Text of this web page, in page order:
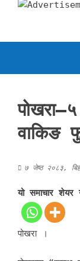
वाकिङ
७ जेष्ठ २०८३,
यो समाचार शेयर
पोखरा ।